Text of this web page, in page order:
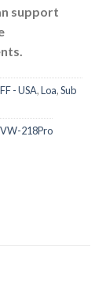
support
- USA,Loa,Sub
218Pro